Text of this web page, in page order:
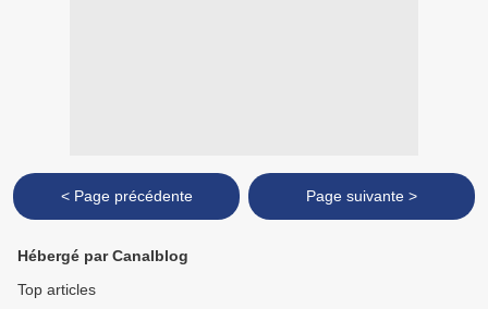
< Page précédente Page suivante >
Hébergé par Canalblog
Top articles